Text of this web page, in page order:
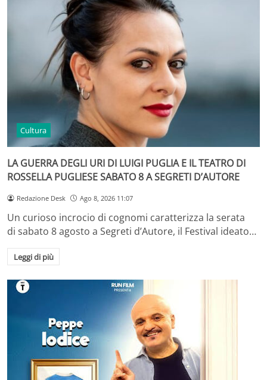
Cultura
LA GUERRA DEGLI URI DI LUIGI PUGLIA E IL TEATRO DI
ROSSELLA PUGLIESE SABATO 8 A SEGRETI D’AUTORE
Redazione Desk Ago 8, 2026 11:07
Un curioso incrocio di cognomi caratterizza la serata
di sabato 8 agosto a Segreti d’Autore, il Festival ideato…
Leggi di più